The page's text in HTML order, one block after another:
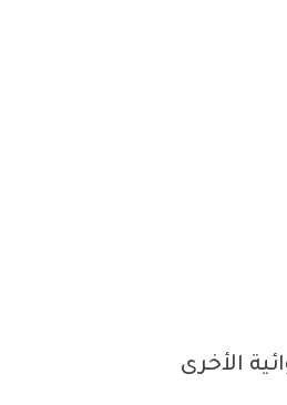
الأخرى